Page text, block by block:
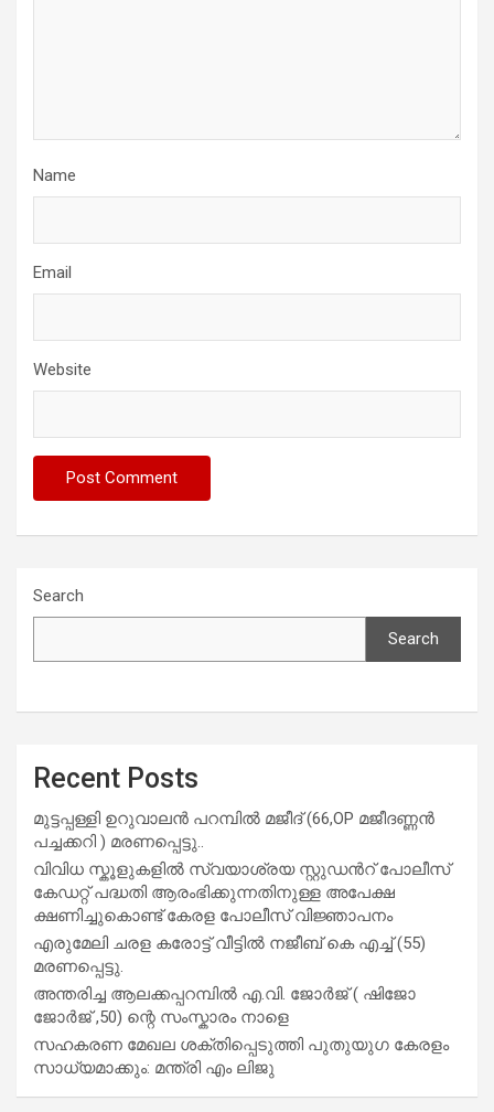
Name
Email
Website
Search
Search
Recent Posts
മുട്ടപ്പള്ളി ഉറുവാലൻ പറമ്പിൽ മജീദ് (66,OP മജീദണ്ണൻ
പച്ചക്കറി ) മരണപ്പെട്ടു..
വിവിധ സ്കൂളുകളില്‍ സ്വയാശ്രയ സ്റ്റുഡന്‍റ് പോലീസ്
കേഡറ്റ് പദ്ധതി ആരംഭിക്കുന്നതിനുള്ള അപേക്ഷ
ക്ഷണിച്ചുകൊണ്ട് കേരള പോലീസ് വിജ്ഞാപനം
എരുമേലി ചരള കരോട്ട് വീട്ടിൽ നജീബ് കെ എച്ച് (55)
മരണപ്പെട്ടു.
അന്തരിച്ച ആ​ല​ക്ക​പ്പ​റമ്പിൽ​ എ.​വി. ജോ​ർ​ജ് ( ഷിജോ
ജോർജ് ,50) ന്റെ സംസ്കാരം നാളെ
സഹകരണ മേഖല ശക്തിപ്പെടുത്തി പുതുയുഗ കേരളം
സാധ്യമാക്കും: മന്ത്രി എം ലിജു